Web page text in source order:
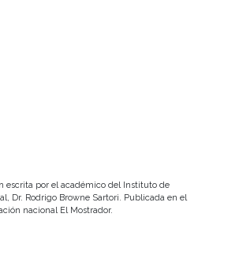
escrita por el académico del Instituto de
Dr. Rodrigo Browne Sartori. Publicada en el
nacional El Mostrador.